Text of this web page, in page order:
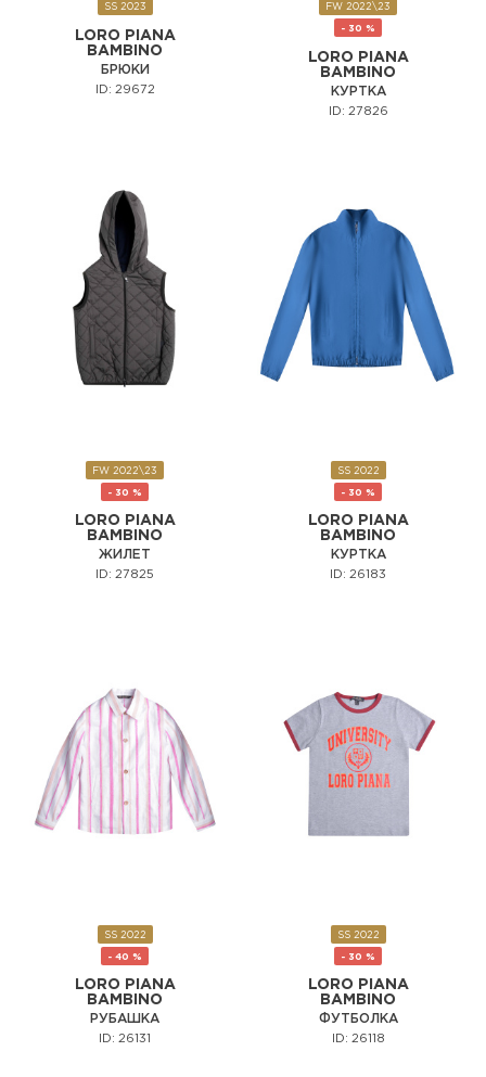
SS 2023
LORO PIANA
BAMBINO
БРЮКИ
ID: 29672
FW 2022\23
- 30 %
LORO PIANA
BAMBINO
КУРТКА
ID: 27826
FW 2022\23
- 30 %
LORO PIANA
BAMBINO
ЖИЛЕТ
ID: 27825
SS 2022
- 30 %
LORO PIANA
BAMBINO
КУРТКА
ID: 26183
SS 2022
- 40 %
LORO PIANA
BAMBINO
РУБАШКА
ID: 26131
SS 2022
- 30 %
LORO PIANA
BAMBINO
ФУТБОЛКА
ID: 26118